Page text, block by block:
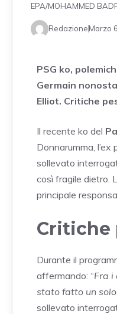
EPA/MOHAMMED
RedazioneMarzo
PSG ko,
Germain
Elliot. Critiche
Il recente ko del
Donnarumma,
sollevato
così fragile dietro.
principale
Critiche
Durante il
affermando: “Fra i
stato fatto un
sollevato